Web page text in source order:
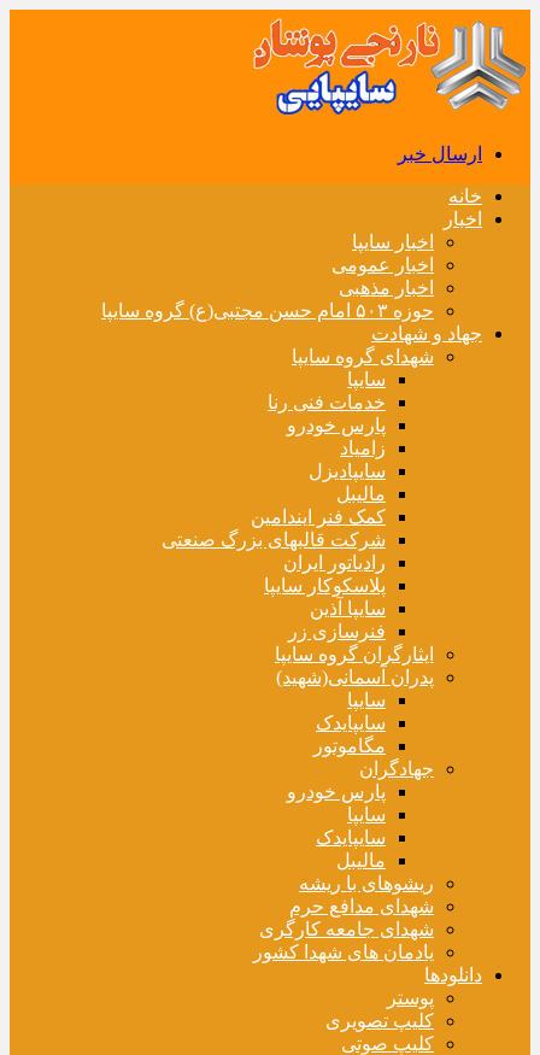
ارسال خبر
خانه
اخبار
اخبار سایپا
اخبار عمومی
اخبار مذهبی
حوزه ۵۰۳ امام حسن مجتبی(ع) گروه سایپا
جهاد و شهادت
شهدای گروه سایپا
سایپا
خدمات فنی رنا
پارس خودرو
زامیاد
سایپادیزل
مالیبل
کمک فنر ایندامین
شرکت قالبهای بزرگ صنعتی
رادیاتور ایران
پلاسکوکار سایپا
سایپا آذین
فنرسازی زر
ایثارگران گروه سایپا
پدران آسمانی(شهید)
سایپا
سایپایدک
مگاموتور
جهادگران
پارس خودرو
سایپا
سایپایدک
مالیبل
ریشوهای با ریشه
شهدای مدافع حرم
شهدای جامعه کارگری
یادمان های شهدا کشور
دانلودها
پوستر
کلیپ تصویری
کلیپ صوتی